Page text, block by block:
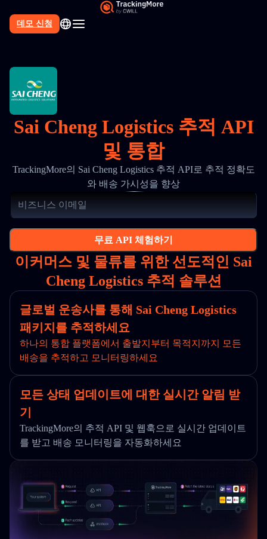
데모 신청
Sai Cheng Logistics 추적 API
및 통합
TrackingMore의 Sai Cheng Logistics 추적 API로 추적 정확도
와 배송 가시성을 향상
무료 API 체험하기
이커머스 및 물류를 위한 선도적인 Sai
Cheng Logistics 추적 솔루션
글로벌 운송사를 통해 Sai Cheng Logistics
패키지를 추적하세요
하나의 통합 플랫폼에서 출발지부터 목적지까지 모든
배송을 추적하고 모니터링하세요
모든 상태 업데이트에 대한 실시간 알림 받
기
TrackingMore의 추적 API 및 웹훅으로 실시간 업데이트
를 받고 배송 모니터링을 자동화하세요